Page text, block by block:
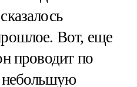
Вот, еще
проводит по
небольшую